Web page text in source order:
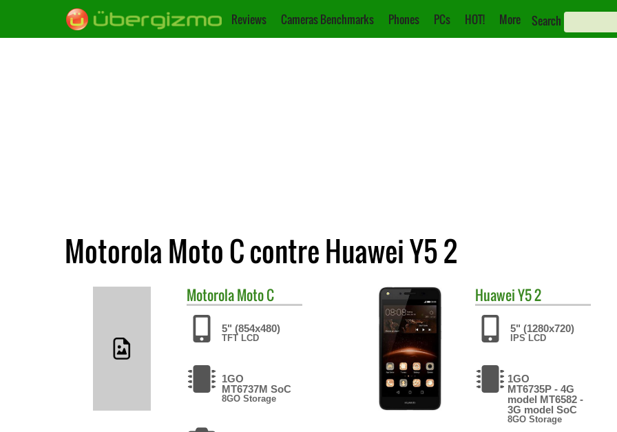
Reviews Cameras Benchmarks Phones PCs HOT! More Search
Motorola Moto C contre Huawei Y5 2
MotorolaMoto C
5" (854x480)
TFT LCD
1GO
MT6737M SoC
8GO Storage
HuaweiY5 2
5" (1280x720)
IPS LCD
1GO
MT6735P - 4G
model MT6582 -
3G model SoC
8GO Storage